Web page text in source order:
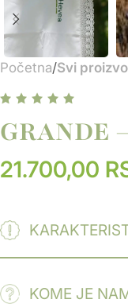
Početna Svi
GRANDE
21.700,00
materijalKOME JE